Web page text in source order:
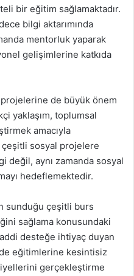
bir eğitim sağlamaktadır.
bilgi aktarımında
mentorluk yaparak
gelişimlerine katkıda
de büyük önem
yaklaşım, toplumsal
amacıyla
sosyal projelere
değil, aynı zamanda sosyal
hedeflemektedir.
sunduğu çeşitli burs
sağlama konusundaki
desteğe ihtiyaç duyan
eğitimlerine kesintisiz
gerçekleştirme